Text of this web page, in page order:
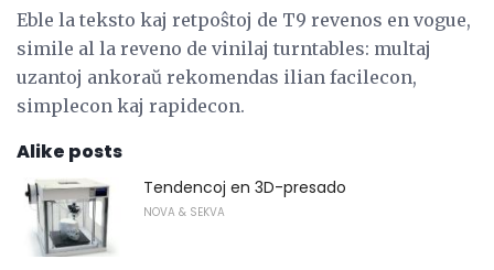
Eble la teksto kaj retpoŝtoj de T9 revenos en vogue,
simile al la reveno de vinilaj turntables: multaj
uzantoj ankoraŭ rekomendas ilian facilecon,
simplecon kaj rapidecon.
Alike posts
Tendencoj en 3D-presado
NOVA & SEKVA